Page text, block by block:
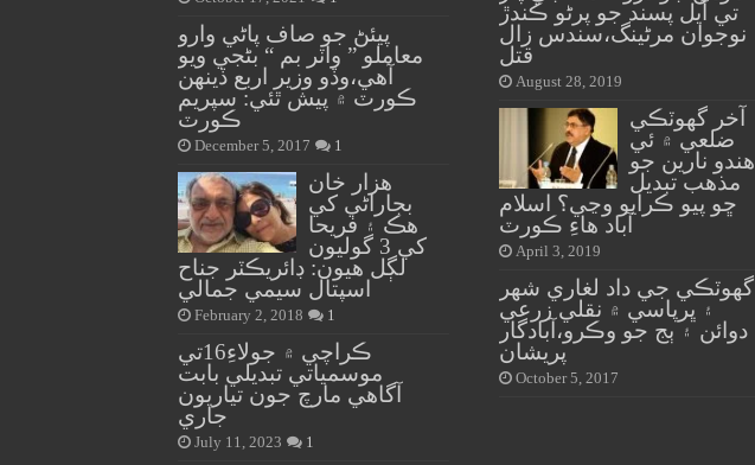
پيئڻ جو صاف پاڻي وارو
معاملو ” واٽر بم “ بڻجي ويو
آهي،وڏو وزير اربع ڏينهن
ڪورٽ ۾ پيش ٿئي: سپريم
ڪورٽ
December 5, 2017 1
هزار خان
بجاراڻي کي
هڪ ۽ فريحا
کي 3 گوليون
لڳل هيون: ڊائريڪٽر جناح
اسپتال سيمي جمالي
February 2, 2018 1
ڪراچي ۾ جولاءِ16تي
موسمياتي تبديلي بابت
آگاهي مارچ جون تياريون
جاري
July 11, 2023 1
تي آيل پسند جو پرڻو ڪندڙ
نوجوان مرڻينگ،سندس زال
قتل
August 28, 2019
آخر گهوٽڪي
ضلعي ۾ ئي
هندو نارين جو
مذهب تبديل
ڇو پيو ڪرايو وڃي؟ اسلام
آباد هاءِ ڪورٽ
April 3, 2019
گهوٽڪي جي داد لغاري شهر
۽ ڀرپاسي ۾ نقلي زرعي
دوائن ۽ ٻج جو وڪرو،آبادگار
پريشان
October 5, 2017